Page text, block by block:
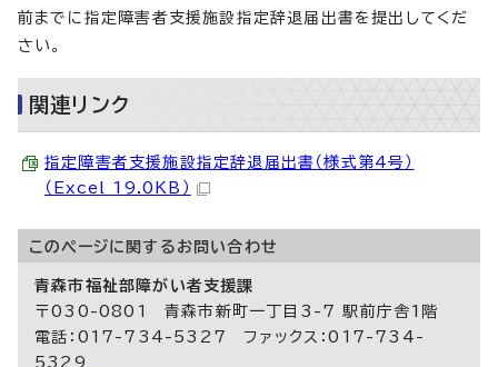
前までに指定障害者支援施設指定辞退届出書を提出してくだ
さい。
関連リンク
指定障害者支援施設指定辞退届出書（様式第4号）
（Excel 19.0KB）
このページに関する お問い合わせ
青森市福祉部障がい者支援課
〒030-0801 青森市新町一丁目3-7 駅前庁舎1階
電話：017-734-5327 ファックス：017-734-
5329